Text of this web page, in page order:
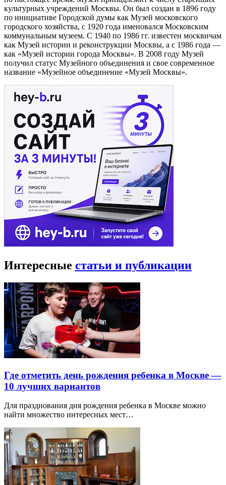
культурных учреждений Москвы. Он был создан в 1896 году
по инициативе Городской думы как Музей московского
городского хозяйства, с 1920 года именовался Московским
коммунальным музеем. С 1940 по 1986 гг. известен москвичам
как Музей истории и реконструкции Москвы, а с 1986 года —
как «Музей истории города Москвы». В 2008 году Музей
получил статус Музейного объединения и свое современное
название «Музейное объединение «Музей Москвы».
Интересные статьи и публикации
Где отметить день рождения ребенка в Москве —
10 лучших вариантов
Для празднования дня рождения ребенка в Москве можно
найти множество интересных мест…